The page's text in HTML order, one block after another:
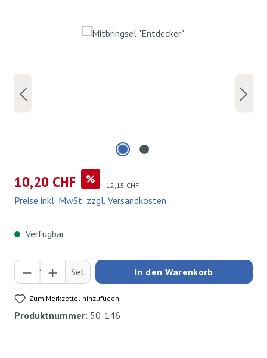
Bildergalerie überspringen
Verkaufspreis:
10,20 CHF % Regulärer Preis:
12,15 CHF
Preise inkl. MwSt. zzgl. Versandkosten
Verfügbar
Produkt Anzahl: Gib den gewünschten Wert
Set In den Warenkorb
Zum Merkzettel hinzufügen
Produktnummer: 50-146